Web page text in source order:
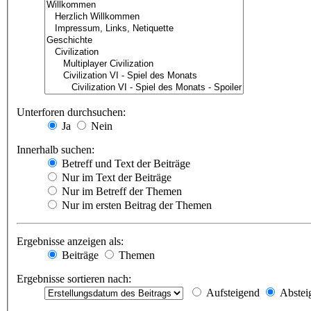
Unterforen durchsuchen:
Ja
Nein
Innerhalb suchen:
Betreff und Text der Beiträge
Nur im Text der Beiträge
Nur im Betreff der Themen
Nur im ersten Beitrag der Themen
Ergebnisse anzeigen als:
Beiträge
Themen
Ergebnisse sortieren nach:
Aufsteigend